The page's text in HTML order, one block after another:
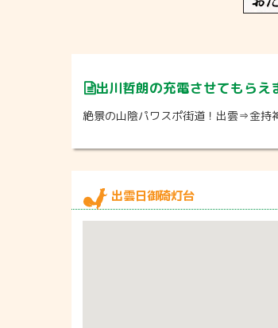
出川哲朗の充電させてもら
絶景の山陰パワスポ街道！出雲⇒金持
出雲日御碕灯台